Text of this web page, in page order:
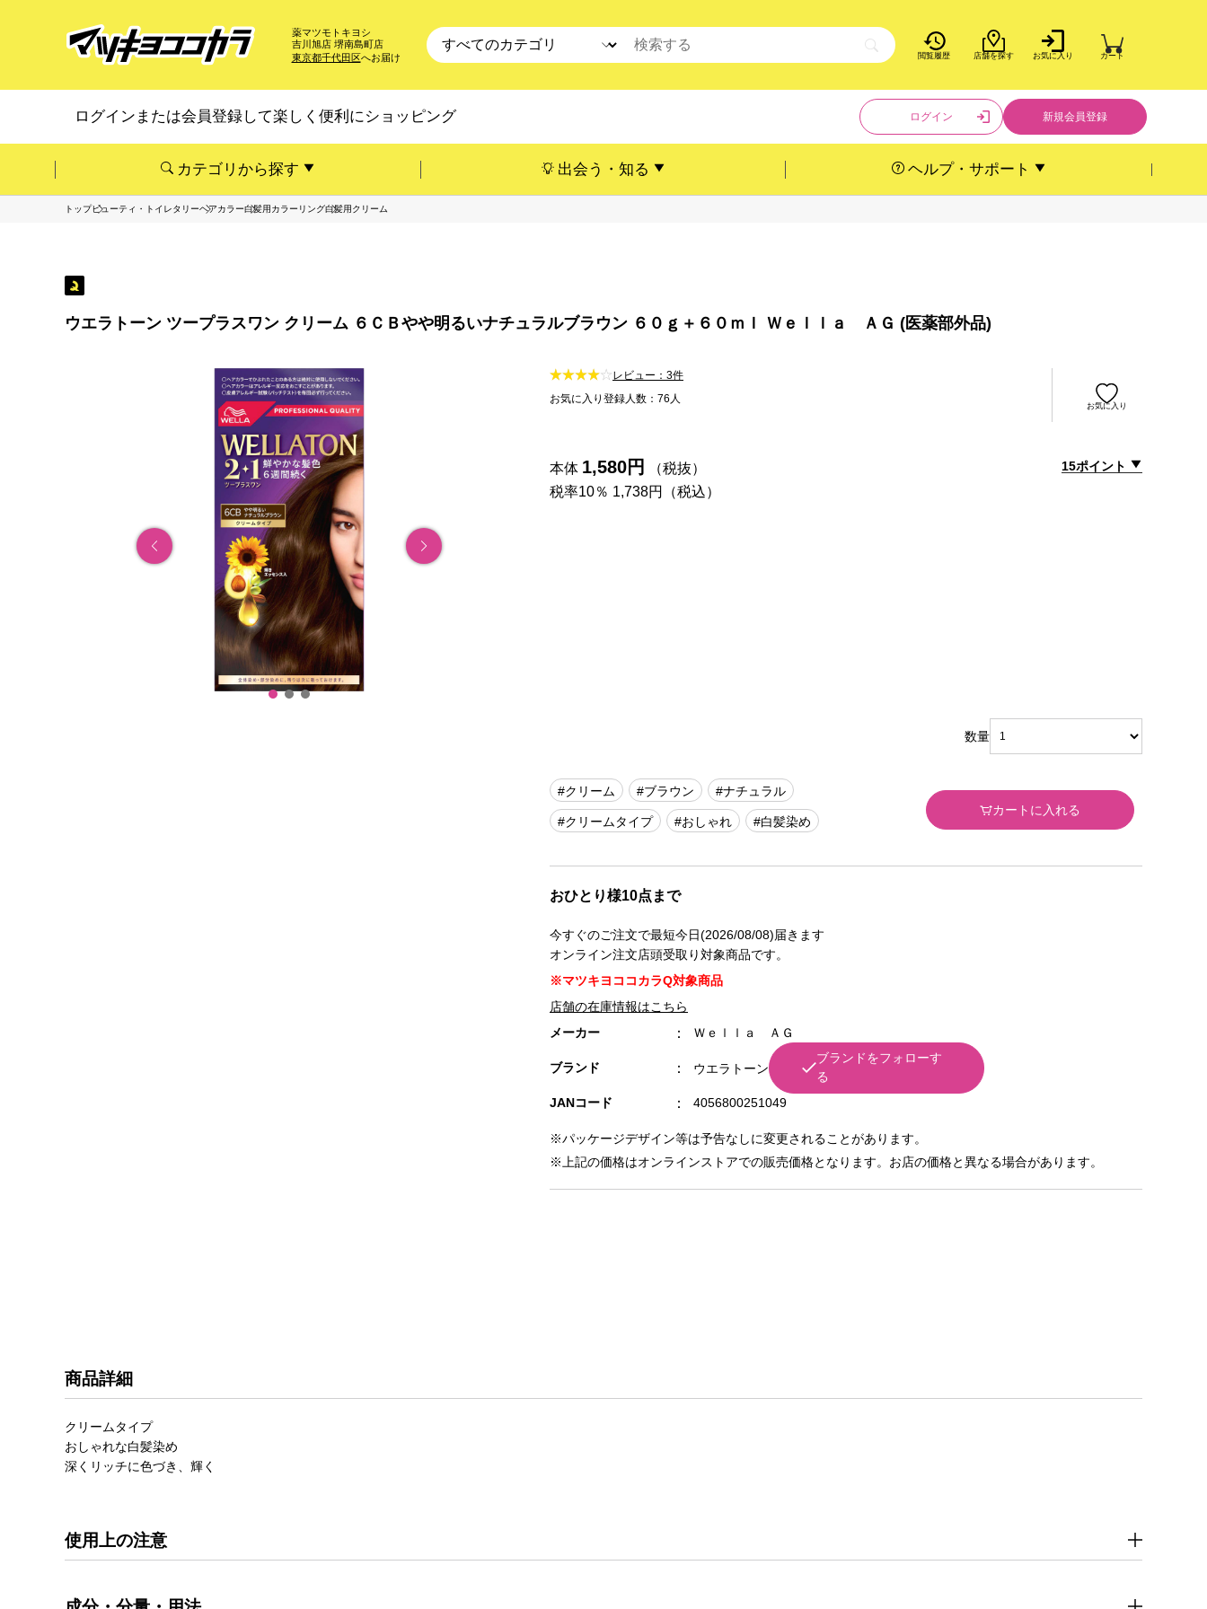
薬マツモトキヨシ
吉川旭店 堺南島町店
東京都千代田区へお届け 閲覧履歴 店舗を探す お気に入り カート
ログインまたは会員登録して楽しく便利にショッピング ログイン 新規会員登録
カテゴリから探す 出会う・知る ヘルプ・サポート
トップビューティ・トイレタリーヘアカラー白髪用カラーリング白髪用クリーム
ウエラトーン ツープラスワン クリーム ６ＣＢやや明るいナチュラルブラウン ６０ｇ＋６０ｍｌ Ｗｅｌｌａ ＡＧ (医薬部外品)
レビュー：3件
お気に入り登録人数：76人
お気に入り
本体 1,580円
（税抜）
税率10％ 1,738円（税込）
15ポイント
#クリーム #ブラウン #ナチュラル
#クリームタイプ #おしゃれ #白髪染め
おひとり様10点まで
今すぐのご注文で最短今日(2026/08/08)届きます
オンライン注文店頭受取り対象商品です。
※マツキヨココカラQ対象商品
店舗の在庫情報はこちら
メーカー Ｗｅｌｌａ ＡＧ
ブランド ウエラトーン
ブランドをフォローす
る
JANコード
4056800251049
※パッケージデザイン等は予告なしに変更されることがあります。
※上記の価格はオンラインストアでの販売価格となります。お店の価格と異なる場合があります。
数量
カートに入れる
商品詳細
クリームタイプ
おしゃれな白髪染め
深くリッチに色づき、輝く
使用上の注意